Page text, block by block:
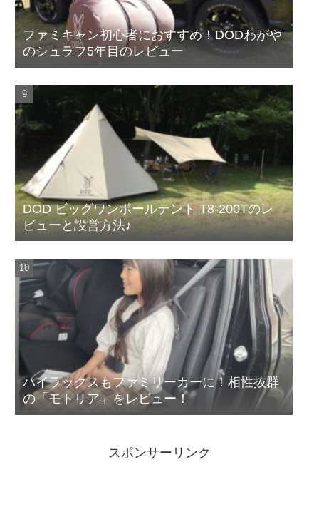
ファミキャン初心者におすすめ！DODわがや
のシュラフ5年目のレビュー
DOD ビッグワンポールテント T8-200Tのレ
ビューと設営方法♪
ハイラックスもファミリーカーに！相性抜群
の「モトリア」をレビュー！
スポンサーリンク